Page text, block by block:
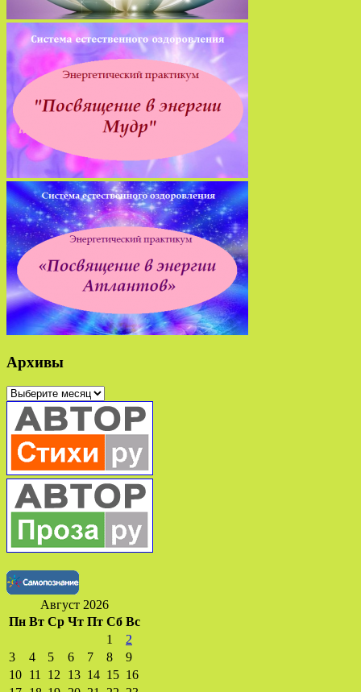
Архивы
Архивы
Август 2026
Пн Вт Ср Чт Пт Сб Вс
1
2
3
4 5 6 7 8
9
10 11 12 13 14 15 16